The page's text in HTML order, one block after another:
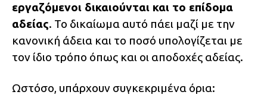
εργαζόμενοι δικαιούνται και το επίδομα
αδείας. Το δικαίωμα αυτό πάει μαζί με την
κανονική άδεια και το ποσό υπολογίζεται με
τον ίδιο τρόπο όπως και οι αποδοχές αδείας.
Ωστόσο, υπάρχουν συγκεκριμένα όρια: